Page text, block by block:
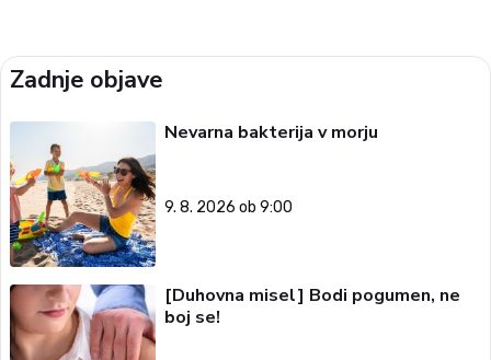
Zadnje objave
Nevarna bakterija v morju
9. 8. 2026 ob 9:00
[Duhovna misel] Bodi pogumen, ne
boj se!